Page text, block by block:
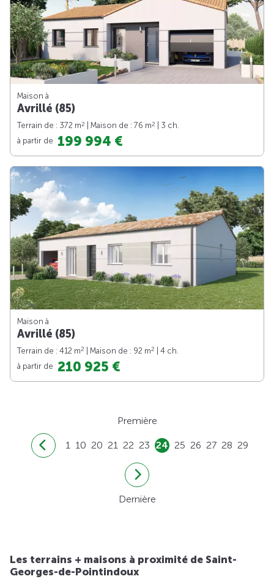
Maison à
Avrillé (85)
Terrain de : 372 m2 | Maison de : 76 m2
| 3 ch.
à partir de 199 994 €
Maison à
Avrillé (85)
Terrain de : 412 m2 | Maison de : 92 m2
| 4 ch.
à partir de 210 925 €
Première
1 10 20 21 22 23 24 25 26 27 28 29
Dernière
Les terrains + maisons à proximité de Saint-
Georges-de-Pointindoux